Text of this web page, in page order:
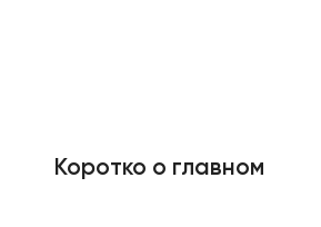
Коротко о главном